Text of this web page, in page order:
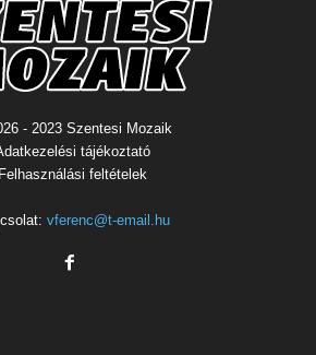
- 2023 Szentesi Mozaik
tájékoztató
Felhasználási feltételek
vferenc@t-email.hu